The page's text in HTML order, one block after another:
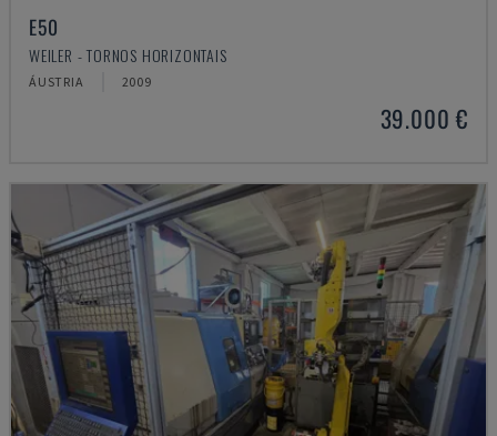
E50
WEILER - TORNOS HORIZONTAIS
ÁUSTRIA 2009
39.000 €